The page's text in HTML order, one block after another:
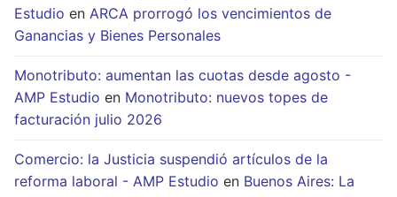
Estudio en ARCA prorrogó los vencimientos de
Ganancias y Bienes Personales
Monotributo: aumentan las cuotas desde agosto -
AMP Estudio en Monotributo: nuevos topes de
facturación julio 2026
Comercio: la Justicia suspendió artículos de la
reforma laboral - AMP Estudio en Buenos Aires: La